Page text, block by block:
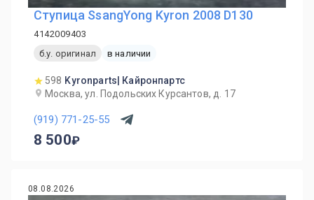
Ступица SsangYong Kyron 2008 D130
4142009403
б.у. оригинал
в наличии
598 Kyronparts| Кайронпартс
Москва, ул. Подольских Курсантов, д. 17
(919) 771-25-55
8 500
08.08.2026